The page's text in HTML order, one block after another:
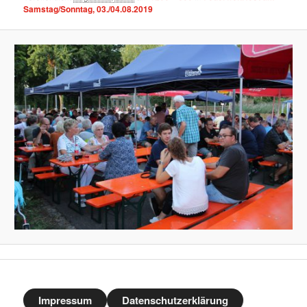
Samstag/Sonntag, 03./04.08.2019
Impressum Datenschutzerklärung